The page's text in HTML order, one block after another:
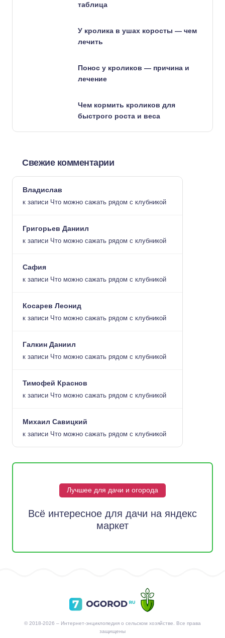
таблица
У кролика в ушах коросты — чем
лечить
Понос у кроликов — причина и
лечение
Чем кормить кроликов для
быстрого роста и веса
Свежие комментарии
Владислав
к записи Что можно сажать рядом с клубникой
Григорьев Даниил
к записи Что можно сажать рядом с клубникой
Сафия
к записи Что можно сажать рядом с клубникой
Косарев Леонид
к записи Что можно сажать рядом с клубникой
Галкин Даниил
к записи Что можно сажать рядом с клубникой
Тимофей Краснов
к записи Что можно сажать рядом с клубникой
Михаил Савицкий
к записи Что можно сажать рядом с клубникой
Лучшее для дачи и огорода
Всё интересное для дачи на яндекс
маркет
© 2018-2026 – Интернет-энциклопедия о сельском хозяйстве. Все права
защищены